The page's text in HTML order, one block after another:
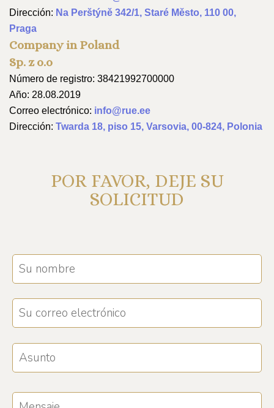
Dirección: Na Perštýně 342/1, Staré Město, 110 00,
Praga
Company in Poland
Sp. z o.o
Número de registro: 38421992700000
Año: 28.08.2019
Correo electrónico: info@rue.ee
Dirección: Twarda 18, piso 15, Varsovia, 00-824, Polonia
POR FAVOR, DEJE SU
SOLICITUD